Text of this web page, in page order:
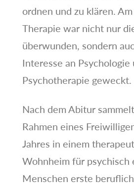
ordnen und zu klären.
Therapie war nicht nur
überwunden, sondern
Interesse an Psychologie
Psychotherapie geweckt.
Nach dem Abitur
Rahmen eines
Jahres in einem
Wohnheim für psychisch
Menschen erste